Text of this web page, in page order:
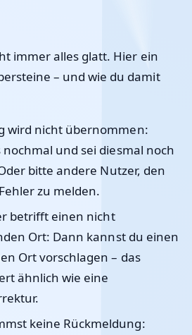
immer alles glatt. Hier ein
– und wie du damit
wird nicht übernommen:
nochmal und sei diesmal noch
bitte andere Nutzer, den
zu melden.
betrifft einen nicht
Ort: Dann kannst du einen
Ort vorschlagen – das
ähnlich wie eine
keine Rückmeldung: